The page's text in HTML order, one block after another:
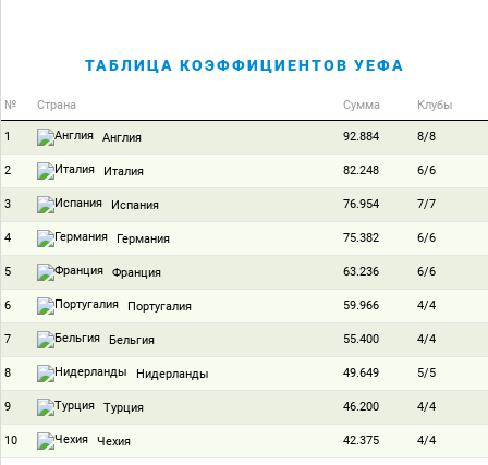
ТАБЛИЦА КОЭФФИЦИЕНТОВ УЕФА
№ Страна Сумма Клубы
1 Англия 92.884 8/8
2 Италия 82.248 6/6
3 Испания 76.954 7/7
4 Германия 75.382 6/6
5 Франция 63.236 6/6
6 Португалия 59.966 4/4
7 Бельгия 55.400 4/4
8 Нидерланды 49.649 5/5
9 Турция 46.200 4/4
10 Чехия 42.375 4/4